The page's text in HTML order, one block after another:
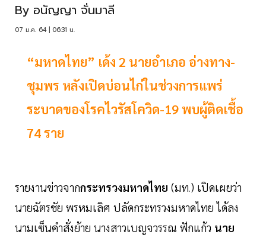
By อนัญญา จั่นมาลี
07 ม.ค. 64 | 06:31 น.
“มหาดไทย” เด้ง 2 นายอำเภอ อ่างทาง-
ชุมพร หลังเปิดบ่อนไก่ในช่วงการแพร่
ระบาดของโรคไวรัสโควิด-19 พบผู้ติดเชื้อ
74 ราย
รายงานข่าวจากกระทรวงมหาดไทย (มท ) เปิดเผยว่า
นายฉัตรชัย พรหมเลิศ ปลัดกระทรวงมหาดไทย ได้ลง
นามเซ็นคำสั่งย้าย นางสาวเบญจวรรณ ฟักแก้ว นาย